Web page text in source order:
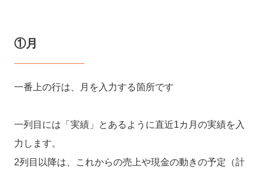
①月
一番上の行は、月を入力する箇所です
一列目には「実績」とあるように直近1カ月の実績を入
力します。
2列目以降は、これからの売上や現金の動きの予定（計